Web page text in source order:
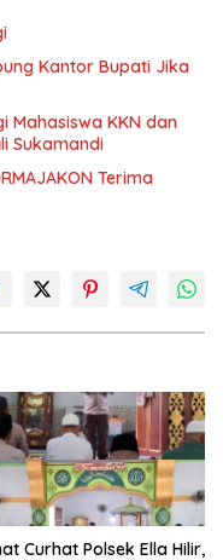
Kantor Bupati Jika
Mahasiswa KKN dan
Sukamandi
Terima
Curhat Polsek Ella Hilir,